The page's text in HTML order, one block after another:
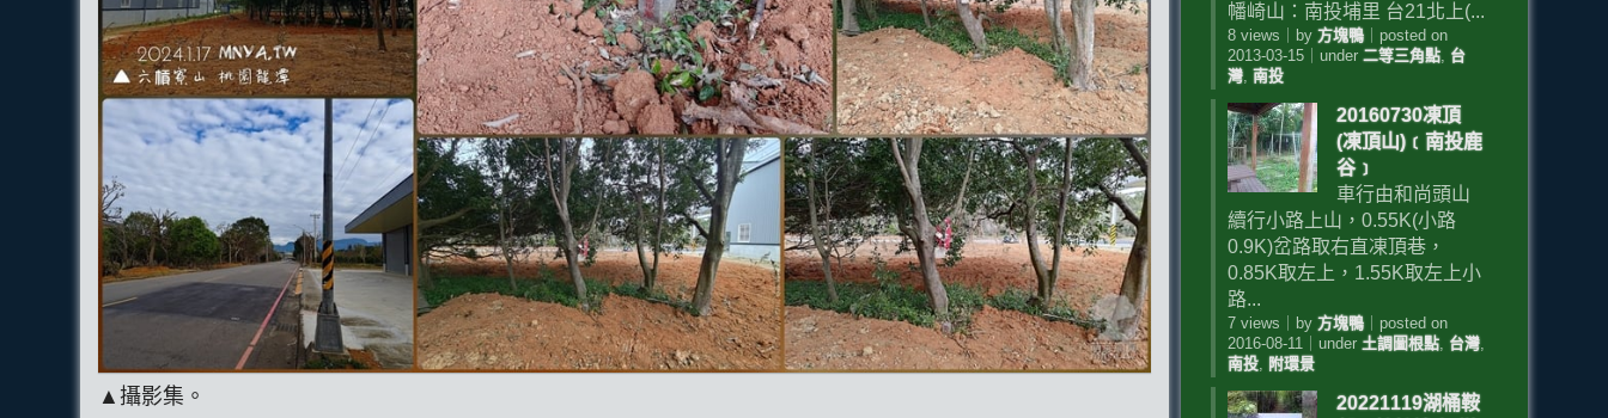
▲攝影集。
幡崎山：南投埔里 台21北上(...
8 views by 方塊鴨｜ posted on
2013-03-15｜ under 二等三角點, 台
灣, 南投
20160730凍頂
(凍頂山)﹝南投鹿
谷﹞
車行由和尚頭山
續行小路上山，0.55K(小路
0.9K)岔路取右直凍頂巷，
0.85K取左上，1.55K取左上小
路...
7 views by 方塊鴨｜ posted on
2016-08-11｜ under 土調圖根點, 台灣,
南投, 附環景
20221119湖桶鞍